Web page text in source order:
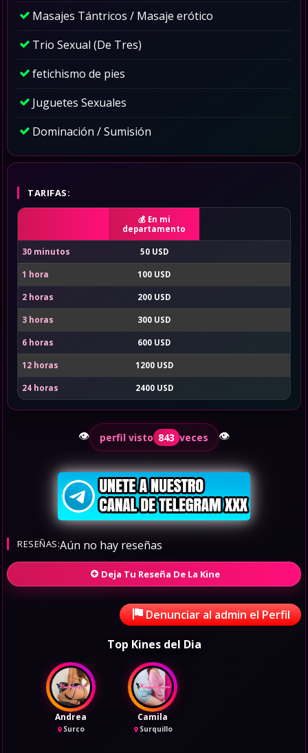
Masajes Tántricos / Masaje erótico
Trio Sexual (De Tres)
fetichismo de pies
Juguetes Sexuales
Dominación / Sumisión
TARIFAS:
En mi
departamento
30 minutos 50 USD
1 hora 100 USD
2 horas 200 USD
3 horas 300 USD
6 horas 600 USD
12 horas 1200 USD
24 horas 2400 USD
👁️ perfil visto 843 veces 👁️
RESEÑAS:
Deja Tu Reseña De La Kine
Aún no hay reseñas
Denunciar al admin el Perfil
Top Kines del Dia
Andrea
Surco
Camila
Surquillo